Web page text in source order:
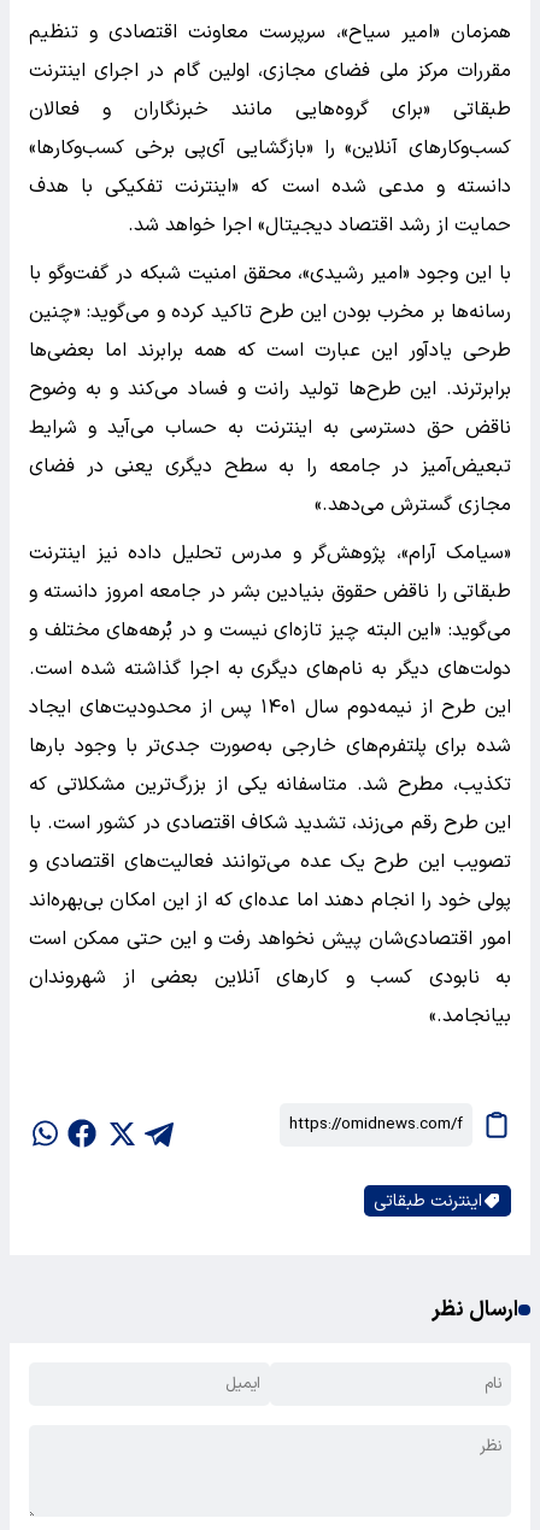
همزمان «امیر سیاح»، سرپرست معاونت اقتصادی و تنظیم
مقررات مرکز ملی فضای مجازی، اولین گام در اجرای اینترنت
طبقاتی «برای گروه‌هایی مانند خبرنگاران و فعالان
کسب‌وکارهای آنلاین» را «بازگشایی آی‌پی برخی کسب‌وکارها»
دانسته و مدعی شده است که «اینترنت تفکیکی با هدف
حمایت از رشد اقتصاد دیجیتال» اجرا خواهد شد.
با این وجود «امیر رشیدی»، محقق امنیت شبکه در گفت‌وگو با
رسانه‌ها بر مخرب بودن این طرح تاکید کرده و می‌گوید: «چنین
طرحی یادآور این عبارت است که همه برابرند اما بعضی‌ها
برابرترند. این طرح‌ها تولید رانت و فساد می‌کند و به وضوح
ناقض حق دسترسی به اینترنت به حساب می‌آید و شرایط
تبعیض‌آمیز در جامعه را به سطح دیگری یعنی در فضای
مجازی گسترش می‌دهد.»
«سیامک آرام»، پژوهش‌گر و مدرس تحلیل داده نیز اینترنت
طبقاتی را ناقض حقوق بنیادین بشر در جامعه امروز دانسته و
می‌گوید: «این البته چیز تازه‌ای نیست و در بُرهه‌های مختلف و
دولت‌های دیگر به نام‌های دیگری به اجرا گذاشته شده است.
این طرح از نیمه‌دوم سال ۱۴۰۱ پس از محدودیت‌های ایجاد
شده برای پلتفرم‌های خارجی به‌صورت جدی‌تر با وجود بارها
تکذیب، مطرح شد. متاسفانه یکی از بزرگ‌ترین مشکلاتی که
این طرح رقم می‌زند، تشدید شکاف اقتصادی در کشور است. با
تصویب این طرح یک عده می‌توانند فعالیت‌های اقتصادی و
پولی خود را انجام دهند اما عده‌ای که از این امکان بی‌بهره‌اند
امور اقتصادی‌شان پیش نخواهد رفت و این حتی ممکن است
به نابودی کسب و کارهای آنلاین بعضی از شهروندان
بیانجامد.»
اینترنت طبقاتی
ارسال نظر